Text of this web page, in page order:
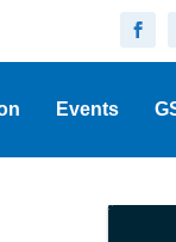
Events